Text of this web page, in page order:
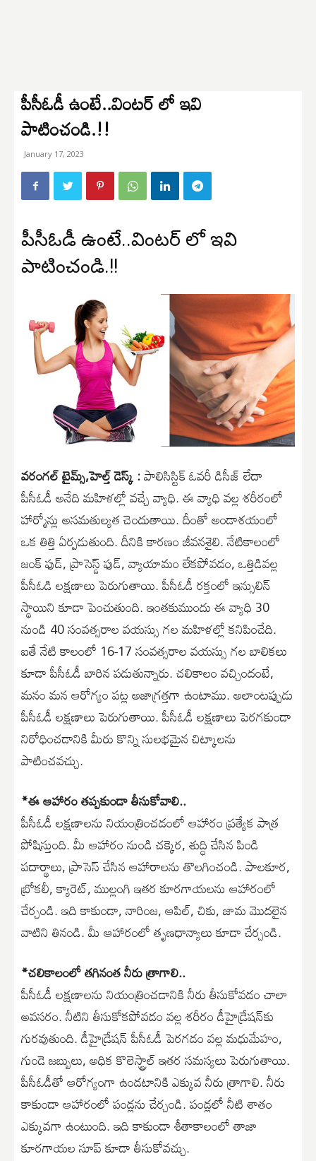
పీసీఓడీ ఉంటే..వింటర్ లో ఇవి
పాటించండి.!!
January 17, 2023
పీసీఓడీ ఉంటే..వింటర్ లో ఇవి
పాటించండి.!!
వరంగల్ టైమ్స్,హెల్త్ డెస్క్ :పాలిసిస్టిక్ ఓవరీ డిసీజ్ లేదా
పీసీఓడీ అనేది మహిళల్లో వచ్చే వ్యాధి. ఈ వ్యాధి వల్ల శరీరంలో
హార్మోన్లు అసమతుల్యత చెందుతాయి. దీంతో అండాశయంలో
ఒక తిత్తి ఏర్పడుతుంది. దీనికి కారణం జీవనశైలి. నేటికాలంలో
జంక్ ఫుడ్, ప్రాసెస్డ్ ఫుడ్, వ్యాయామం లేకపోవడం, ఒత్తిడివల్ల
పీసీఓడి లక్షణాలు పెరుగుతాయి. పీసీఓడీ రక్తంలో ఇన్సులిన్
స్థాయిని కూడా పెంచుతుంది. ఇంతకుముందు ఈ వ్యాధి 30
నుండి 40 సంవత్సరాల వయస్సు గల మహిళల్లో కనిపించేది.
ఐతే నేటి కాలంలో 16-17 సంవత్సరాల వయస్సు గల బాలికలు
కూడా పీసీఓడీ బారిన పడుతున్నారు. చలికాలం వచ్చిందంటే,
మనం మన ఆరోగ్యం పట్ల అజాగ్రత్తగా ఉంటాము. అలాంటప్పుడు
పీసీఓడీ లక్షణాలు పెరుగుతాయి. పీసీఓడీ లక్షణాలు పెరగకుండా
నిరోధించడానికి మీరు కొన్ని సులభమైన చిట్కాలను
పాటించవచ్చు.
*ఈ ఆహారం తప్పకుండా తీసుకోవాలి..
పీసీఓడీ లక్షణాలను నియంత్రించడంలో ఆహారం ప్రత్యేక పాత్ర
పోషిస్తుంది. మీ ఆహారం నుండి చక్కెర, శుద్ధి చేసిన పిండి
పదార్థాలు, ప్రాసెస్ చేసిన ఆహారాలను తొలగించండి. పాలకూర,
బ్రోకలీ, క్యారెట్, ముల్లంగి ఇతర కూరగాయలను ఆహారంలో
చేర్చండి. ఇది కాకుండా, నారింజ, ఆపిల్, చికు, జామ మొదలైన
వాటిని తినండి. మీ ఆహారంలో తృణధాన్యాలు కూడా చేర్చండి.
*చలికాలంలో తగినంత నీరు త్రాగాలి..
పీసీఓడీ లక్షణాలను నియంత్రించడానికి నీరు తీసుకోవడం చాలా
అవసరం. నీటిని తీసుకోకపోవడం వల్ల శరీరం డీహైడ్రేషన్‌కు
గురవుతుంది. డీహైడ్రేషన్ పీసీఓడీ పెరగడం వల్ల మధుమేహం,
గుండె జబ్బులు, అధిక కొలెస్ట్రాల్ ఇతర సమస్యలు పెరుగుతాయి.
పీసీఓడీతో ఆరోగ్యంగా ఉండటానికి ఎక్కువ నీరు త్రాగాలి. నీరు
కాకుండా ఆహారంలో పండ్లను చేర్చండి. పండ్లలో నీటి శాతం
ఎక్కువగా ఉంటుంది. ఇది కాకుండా శీతాకాలంలో తాజా
కూరగాయల సూప్ కూడా తీసుకోవచ్చు.